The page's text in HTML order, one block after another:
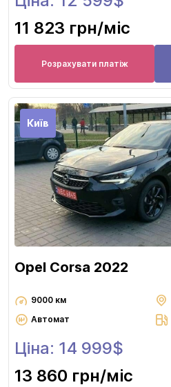
11 823 грн/міс
Розрахувати платіж
Київ
Opel Corsa 2022
9000 км
Автомат
Ціна: 14 999$
13 860 грн/міс